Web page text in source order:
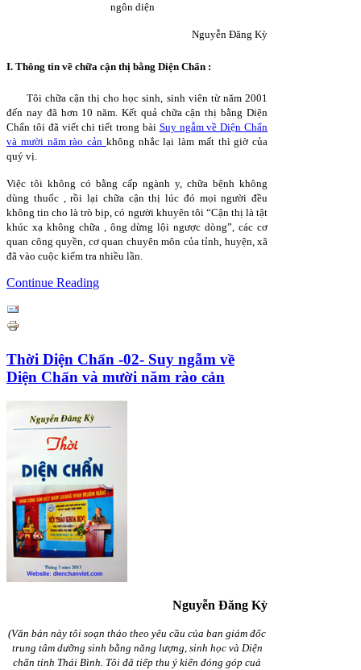
ngôn diện
Nguyễn Đăng Kỳ
I. Thông tin về chữa cận thị bằng Diện Chẩn :
Tôi chữa cận thị cho học sinh, sinh viên từ năm 2001
đến nay đã hơn 10 năm. Kết quả chữa cận thị bằng Diện
Chẩn tôi đã viết chi tiết trong bài Suy ngẫm về Diện Chẩn
và mười năm rào cản không nhắc lại làm mất thì giờ của
quý vị.
Việc tôi không có bằng cấp ngành y, chữa bệnh không
dùng thuốc , rồi lại chữa cận thị lúc đó mọi người đều
không tin cho là trò bịp, có người khuyên tôi “Cận thị là tật
khúc xạ không chữa , ông dừng lội ngược dòng”, các cơ
quan công quyền, cơ quan chuyên môn của tỉnh, huyện, xã
đã vào cuộc kiểm tra nhiều lần.
Continue Reading
Thời Diện Chẩn -02- Suy ngẫm về
Diện Chẩn và mười năm rào cản
Nguyễn Đăng Kỳ
(Văn bản này tôi soạn thảo theo yêu cầu của ban giám đốc
trung tâm dưỡng sinh bằng năng lượng, sinh học và Diện
chẩn tỉnh Thái Bình. Tôi đã tiếp thu ý kiến đóng góp cuả